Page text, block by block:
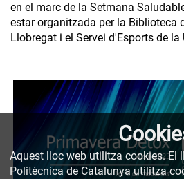
en el marc de la Setmana
estar organitzada per la Biblioteca
Llobregat i el Servei d'Esports de la
Aquest lloc web utilitza cookies. El
Politècnica de Catalunya utilitza